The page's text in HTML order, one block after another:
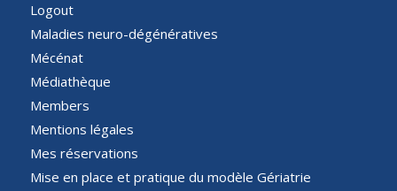
Logout
Maladies neuro-dégénératives
Mécénat
Médiathèque
Members
Mentions légales
Mes réservations
Mise en place et pratique du modèle Gériatrie